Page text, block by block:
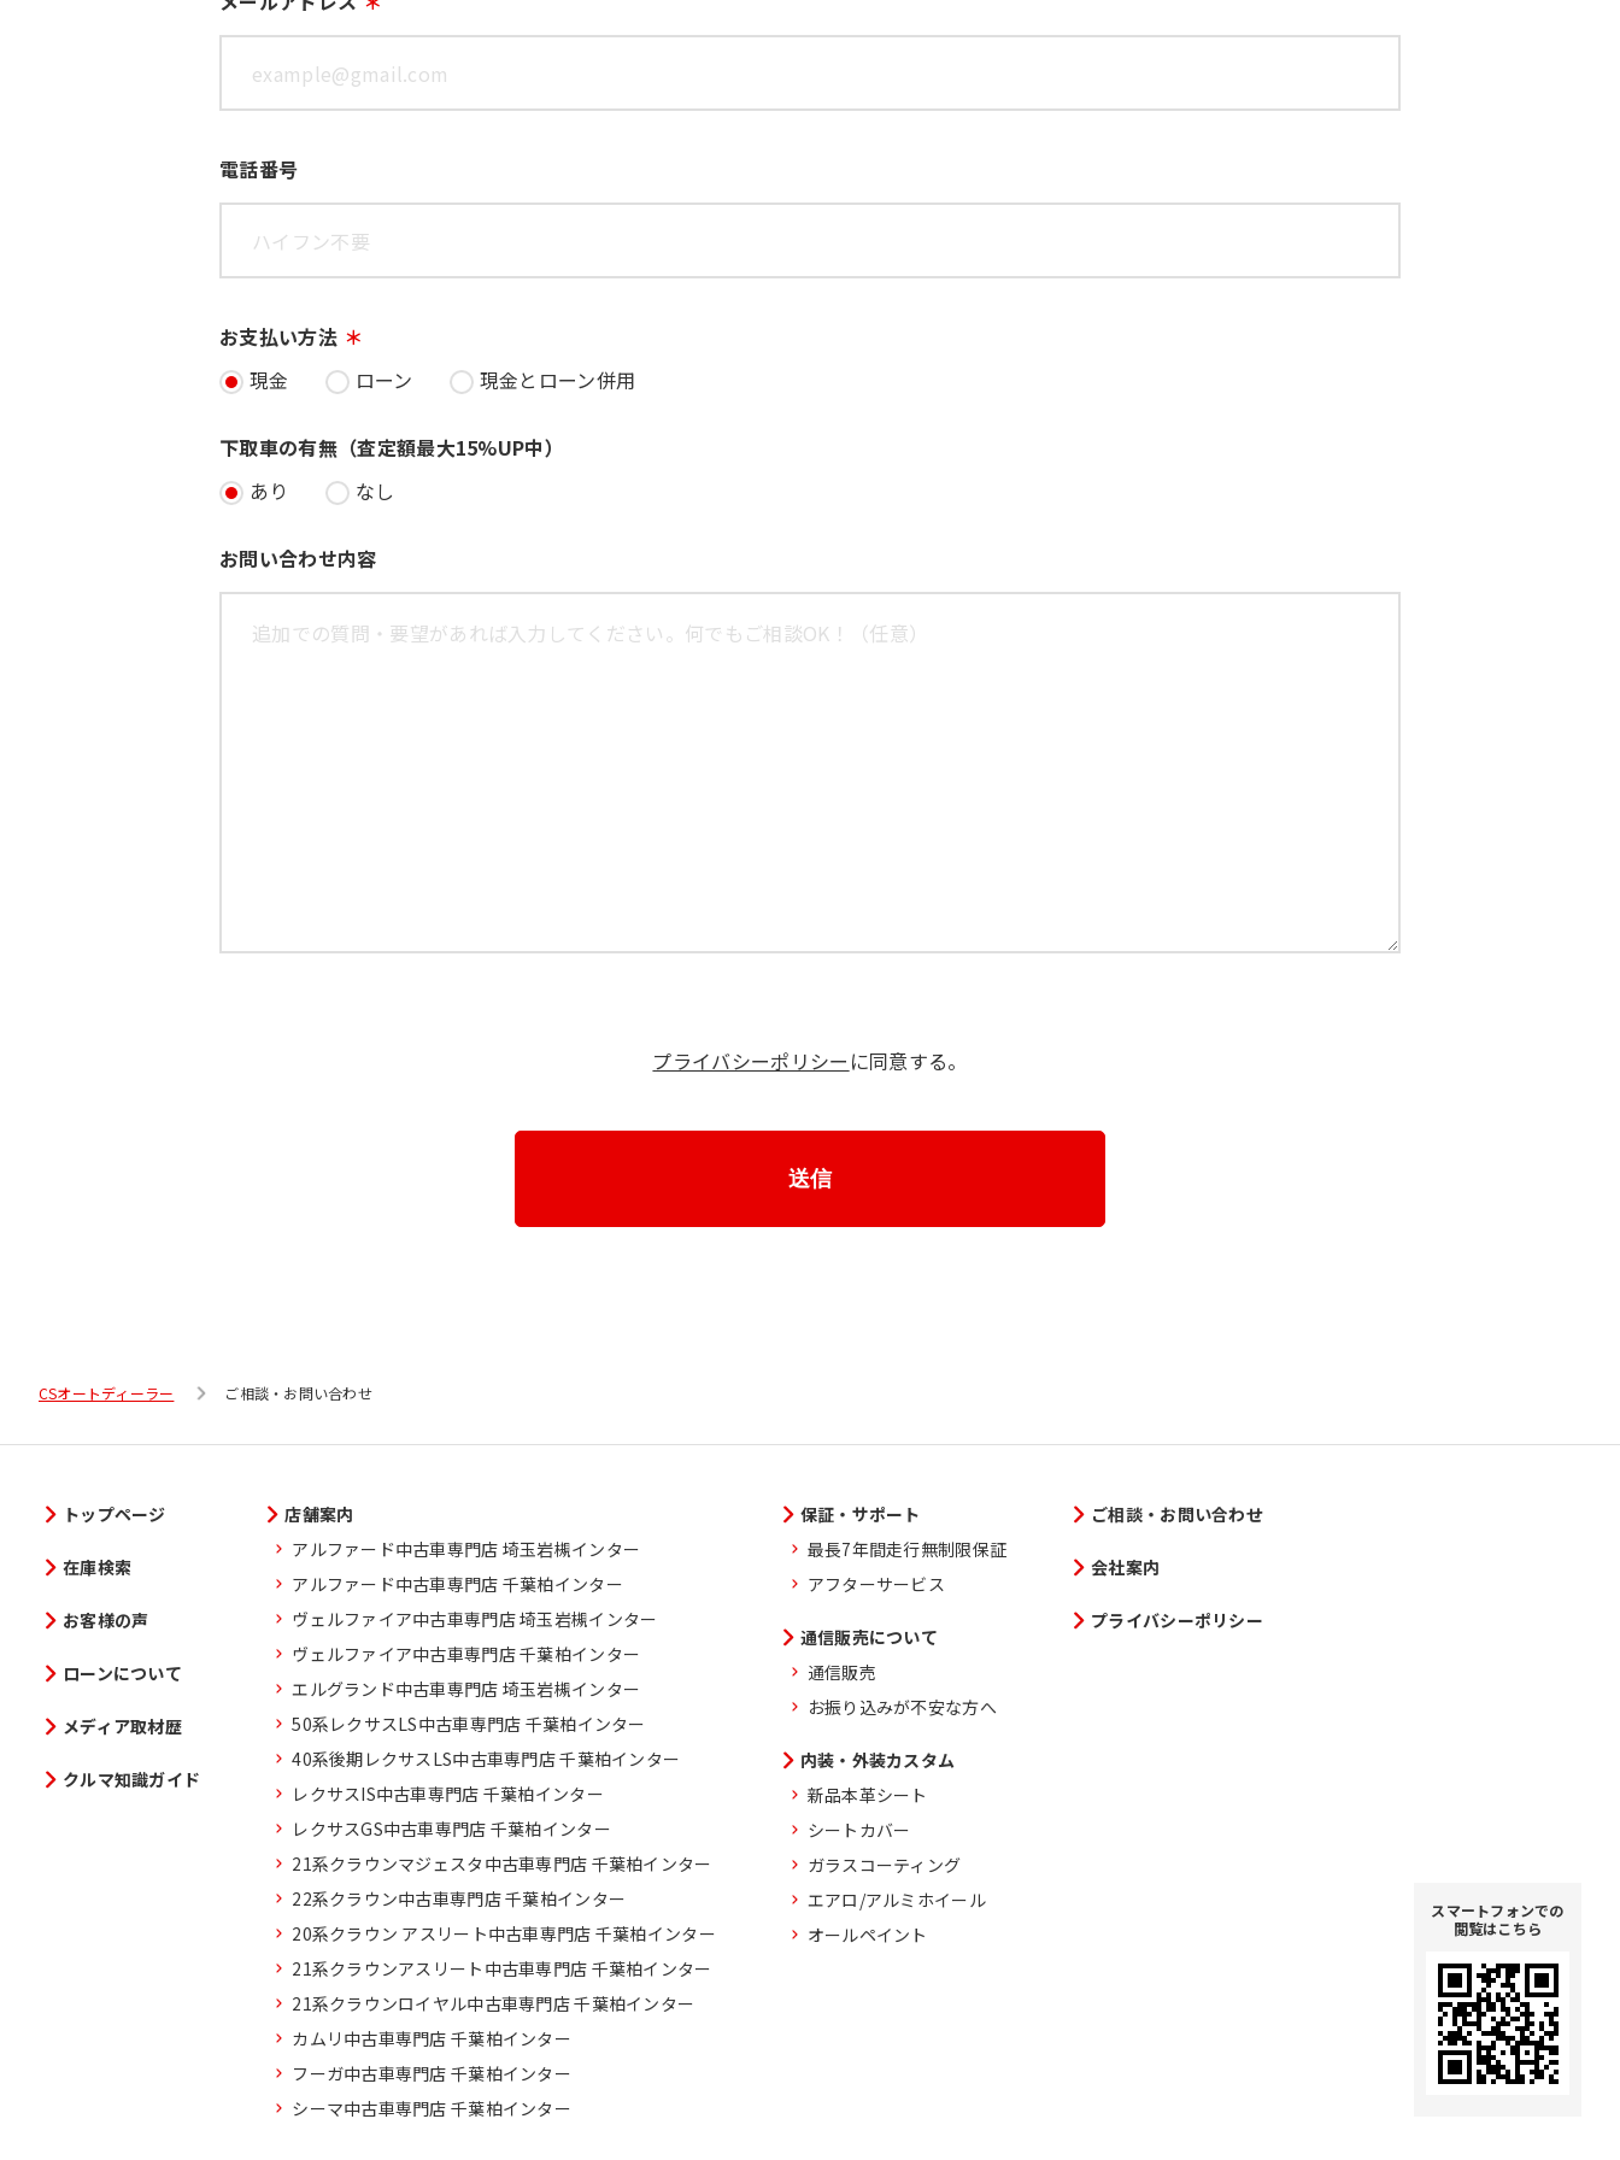
電話番号
お支払い方法
現金
ローン 現金とローン併用
下取車の有無（査定額最大15%UP中）
あり
なし
お問い合わせ内容
プライバシーポリシー に同意する。
送信
CSオートディーラー ご相談・お問い合わせ
トップページ
在庫検索
お客様の声
ローンについて
メディア取材歴
クルマ知識ガイド
店舗案内
アルファード中古車専門店 埼玉岩槻インター
アルファード中古車専門店 千葉柏インター
ヴェルファイア中古車専門店 埼玉岩槻インター
ヴェルファイア中古車専門店 千葉柏インター
エルグランド中古車専門店 埼玉岩槻インター
50系レクサスLS中古車専門店 千葉柏インター
40系後期レクサスLS中古車専門店 千葉柏インター
レクサスIS中古車専門店 千葉柏インター
レクサスGS中古車専門店 千葉柏インター
21系クラウンマジェスタ中古車専門店 千葉柏インター
22系クラウン中古車専門店 千葉柏インター
20系クラウン アスリート中古車専門店 千葉柏インター
21系クラウンアスリート中古車専門店 千葉柏インター
21系クラウンロイヤル中古車専門店 千葉柏インター
カムリ中古車専門店 千葉柏インター
フーガ中古車専門店 千葉柏インター
シーマ中古車専門店 千葉柏インター
保証・サポート
最長7年間走行無制限保証
アフターサービス
通信販売について
通信販売
お振り込みが不安な方へ
内装・外装カスタム
新品本革シート
シートカバー
ガラスコーティング
エアロ/アルミホイール
オールペイント
ご相談・お問い合わせ
会社案内
プライバシーポリシー
スマートフォンでの
閲覧はこちら